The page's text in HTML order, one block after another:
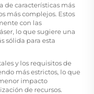
características más
más complejos. Estos
con las
lo que sugiere una
sólida para esta
y los requisitos de
más estrictos, lo que
impacto
de recursos.